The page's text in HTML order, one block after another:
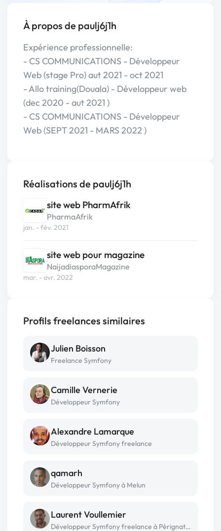
À propos de paulj6j1h
Expérience professionnelle:
- CS COMMUNICATIONS - Développeur
Web (stage Pro) aut 2021 - oct 2021
- Allo training(Douala) - Développeur web
(dec 2020 - aut 2021 )
- CS COMMUNICATIONS - Développeur
Web (SEPT 2021 - MARS 2022 )
Réalisations de paulj6j1h
site web PharmAfrik
PharmaAfrik
jan. - fév. 2021
site web pour magazine
NaijadiasporaMagazine
mar. - avr. 2022
Profils freelances similaires
Julien Boisson
Freelance Symfony
Camille Vernerie
Développeur Symfony
Alexandre Lamarque
Développeur Symfony freelance
qamarh
Développeur Symfony à Melun
Laurent Voullemier
Développeur Symfony freelance à Pérignat sur allier